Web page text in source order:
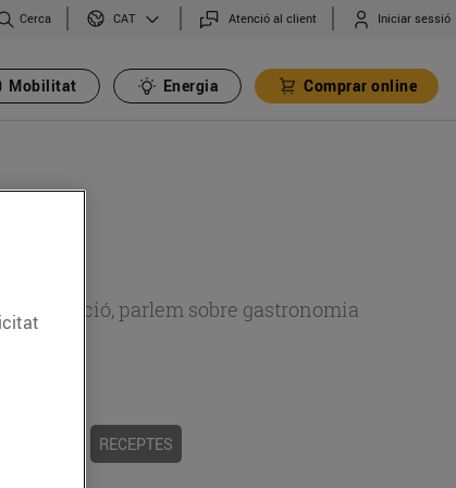
Cerca CAT Atenció al client Iniciar sessió
Mobilitat Energia Comprar online
parlem sobre gastronomia
RECEPTES